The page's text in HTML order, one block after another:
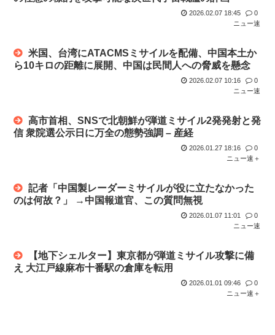
2026.02.07 18:45
0
ニュー速
米国、台湾にATACMSミサイルを配備、中国本土か
ら10キロの距離に展開、中国は民間人への脅威を懸念
2026.02.07 10:16
0
ニュー速
高市首相、SNSで北朝鮮が弾道ミサイル2発発射と発
信 衆院選公示日に万全の態勢強調 – 産経
2026.01.27 18:16
0
ニュー速＋
記者「中国製レーダーミサイルが役に立たなかった
のは何故？」 →中国報道官、この質問無視
2026.01.07 11:01
0
ニュー速
【地下シェルター】東京都が弾道ミサイル攻撃に備
え 大江戸線麻布十番駅の倉庫を転用
2026.01.01 09:46
0
ニュー速＋